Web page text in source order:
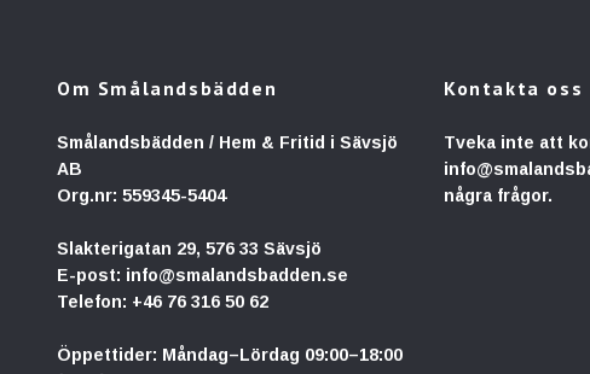
Om Smålandsbädden
Smålandsbädden / Hem & Fritid i Sävsjö
AB
Org.nr: 559345-5404
Slakterigatan 29, 576 33 Sävsjö
E-post: info@smalandsbadden.se
Telefon: +46 76 316 50 62
Öppettider: Måndag–Lördag 09:00–18:00
Kontakta oss
Tveka inte att
några frågor.